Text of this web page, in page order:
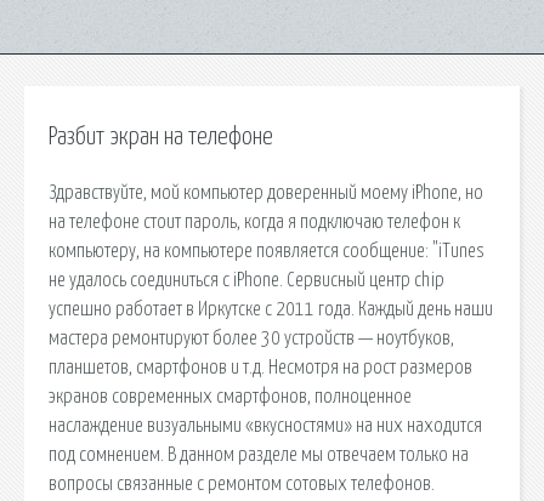
Разбит экран на телефоне
Здравствуйте, мой компьютер доверенный моему iPhone, но
на телефоне стоит пароль, когда я подключаю телефон к
компьютеру, на компьютере появляется сообщение: "iTunes
не удалось соединиться с iPhone. Сервисный центр chip
успешно работает в Иркутске с 2011 года. Каждый день наши
мастера ремонтируют более 30 устройств — ноутбуков,
планшетов, смартфонов и т.д. Несмотря на рост размеров
экранов современных смартфонов, полноценное
наслаждение визуальными «вкусностями» на них находится
под сомнением. В данном разделе мы отвечаем только на
вопросы связанные с ремонтом сотовых телефонов.